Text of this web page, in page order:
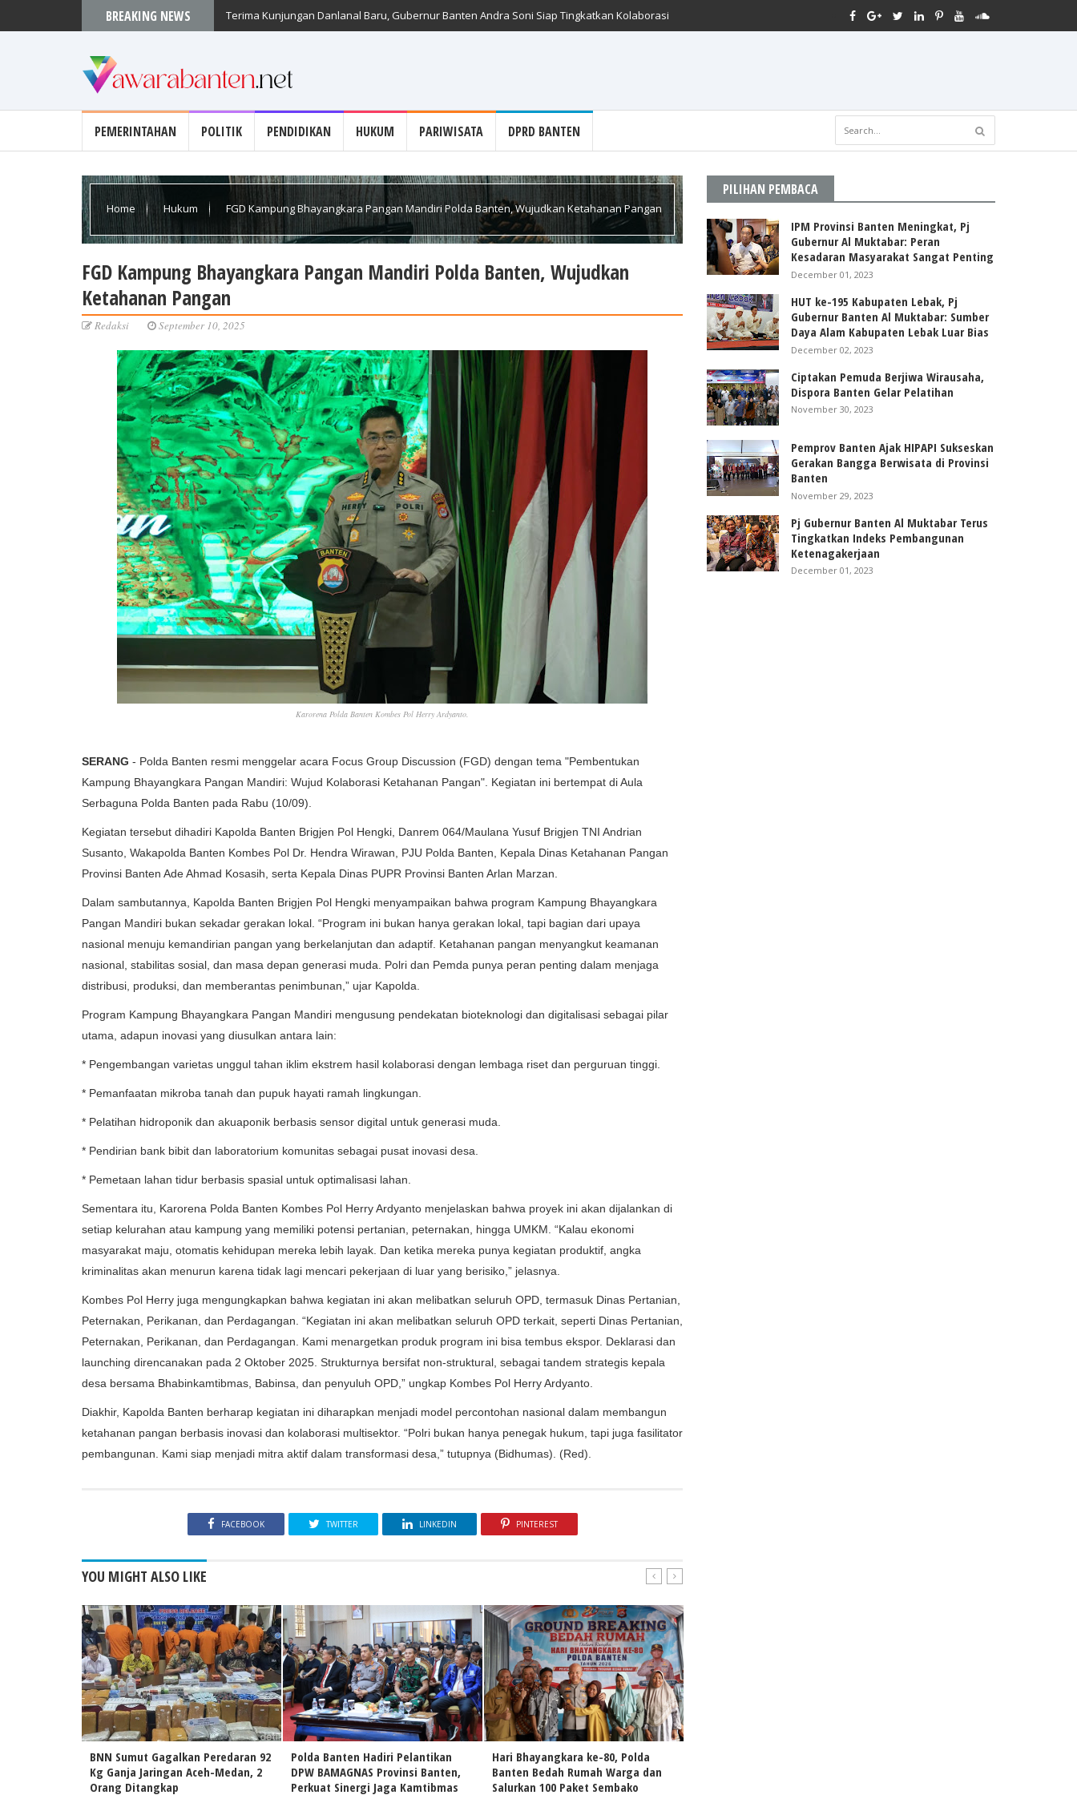
BREAKING NEWS
PEMERINTAHAN POLITIK PENDIDIKAN HUKUM PARIWISATA DPRD BANTEN
Home Hukum FGD Kampung Bhayangkara Pangan Mandiri Polda Banten, Wujudkan Ketahanan Pangan
FGD Kampung Bhayangkara Pangan Mandiri Polda Banten, Wujudkan
Ketahanan Pangan
Redaksi September 10, 2025
Karorena Polda Banten Kombes Pol Herry Ardyanto.
SERANG - Polda Banten resmi menggelar acara Focus Group Discussion (FGD) dengan tema "Pembentukan
Kampung Bhayangkara Pangan Mandiri: Wujud Kolaborasi Ketahanan Pangan". Kegiatan ini bertempat di Aula
Serbaguna Polda Banten pada Rabu (10/09).
Kegiatan tersebut dihadiri Kapolda Banten Brigjen Pol Hengki, Danrem 064/Maulana Yusuf Brigjen TNI Andrian
Susanto, Wakapolda Banten Kombes Pol Dr. Hendra Wirawan, PJU Polda Banten, Kepala Dinas Ketahanan Pangan
Provinsi Banten Ade Ahmad Kosasih, serta Kepala Dinas PUPR Provinsi Banten Arlan Marzan.
Dalam sambutannya, Kapolda Banten Brigjen Pol Hengki menyampaikan bahwa program Kampung Bhayangkara
Pangan Mandiri bukan sekadar gerakan lokal. “Program ini bukan hanya gerakan lokal, tapi bagian dari upaya
nasional menuju kemandirian pangan yang berkelanjutan dan adaptif. Ketahanan pangan menyangkut keamanan
nasional, stabilitas sosial, dan masa depan generasi muda. Polri dan Pemda punya peran penting dalam menjaga
distribusi, produksi, dan memberantas penimbunan,” ujar Kapolda.
Program Kampung Bhayangkara Pangan Mandiri mengusung pendekatan bioteknologi dan digitalisasi sebagai pilar
utama, adapun inovasi yang diusulkan antara lain:
* Pengembangan varietas unggul tahan iklim ekstrem hasil kolaborasi dengan lembaga riset dan perguruan tinggi.
* Pemanfaatan mikroba tanah dan pupuk hayati ramah lingkungan.
* Pelatihan hidroponik dan akuaponik berbasis sensor digital untuk generasi muda.
* Pendirian bank bibit dan laboratorium komunitas sebagai pusat inovasi desa.
* Pemetaan lahan tidur berbasis spasial untuk optimalisasi lahan.
Sementara itu, Karorena Polda Banten Kombes Pol Herry Ardyanto menjelaskan bahwa proyek ini akan dijalankan di
setiap kelurahan atau kampung yang memiliki potensi pertanian, peternakan, hingga UMKM. “Kalau ekonomi
masyarakat maju, otomatis kehidupan mereka lebih layak. Dan ketika mereka punya kegiatan produktif, angka
kriminalitas akan menurun karena tidak lagi mencari pekerjaan di luar yang berisiko,” jelasnya.
Kombes Pol Herry juga mengungkapkan bahwa kegiatan ini akan melibatkan seluruh OPD, termasuk Dinas Pertanian,
Peternakan, Perikanan, dan Perdagangan. “Kegiatan ini akan melibatkan seluruh OPD terkait, seperti Dinas Pertanian,
Peternakan, Perikanan, dan Perdagangan. Kami menargetkan produk program ini bisa tembus ekspor. Deklarasi dan
launching direncanakan pada 2 Oktober 2025. Strukturnya bersifat non-struktural, sebagai tandem strategis kepala
desa bersama Bhabinkamtibmas, Babinsa, dan penyuluh OPD,” ungkap Kombes Pol Herry Ardyanto.
Diakhir, Kapolda Banten berharap kegiatan ini diharapkan menjadi model percontohan nasional dalam membangun
ketahanan pangan berbasis inovasi dan kolaborasi multisektor. “Polri bukan hanya penegak hukum, tapi juga fasilitator
pembangunan. Kami siap menjadi mitra aktif dalam transformasi desa,” tutupnya (Bidhumas). (Red).
FACEBOOK TWITTER LINKEDIN PINTEREST
YOU MIGHT ALSO LIKE
BNN Sumut Gagalkan Peredaran 92
Kg Ganja Jaringan Aceh-Medan, 2
Orang Ditangkap
Polda Banten Hadiri Pelantikan
DPW BAMAGNAS Provinsi Banten,
Perkuat Sinergi Jaga Kamtibmas
Hari Bhayangkara ke-80, Polda
Banten Bedah Rumah Warga dan
Salurkan 100 Paket Sembako
PILIHAN PEMBACA
IPM Provinsi Banten Meningkat, Pj
Gubernur Al Muktabar: Peran
Kesadaran Masyarakat Sangat Penting
December 01, 2023
HUT ke-195 Kabupaten Lebak, Pj
Gubernur Banten Al Muktabar: Sumber
Daya Alam Kabupaten Lebak Luar Bias
December 02, 2023
Ciptakan Pemuda Berjiwa Wirausaha,
Dispora Banten Gelar Pelatihan
November 30, 2023
Pemprov Banten Ajak HIPAPI Sukseskan
Gerakan Bangga Berwisata di Provinsi
Banten
November 29, 2023
Pj Gubernur Banten Al Muktabar Terus
Tingkatkan Indeks Pembangunan
Ketenagakerjaan
December 01, 2023